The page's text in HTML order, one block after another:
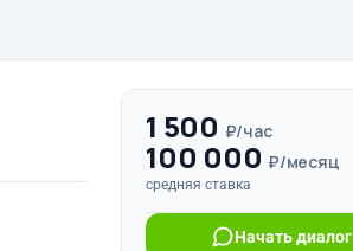
1 500 ₽/час
100 000 ₽/месяц
средняя ставка
Начать диалог